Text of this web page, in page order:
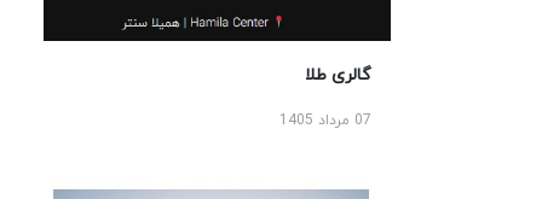
گالری طلا
07 مرداد 1405